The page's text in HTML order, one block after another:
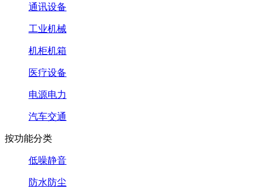
通讯设备
工业机械
机柜机箱
医疗设备
电源电力
汽车交通
按功能分类
低噪静音
防水防尘